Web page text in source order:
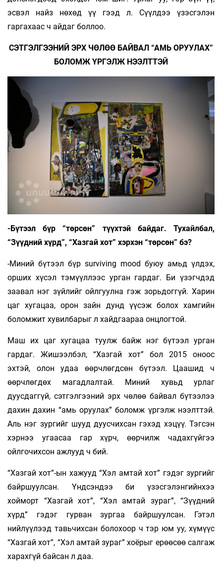
эсвэл найз нөхөд үү гээд л. Сүүлдээ үзэсгэлэн
гаргахаас ч айдаг боллоо.
СЭТГЭЛГЭЭНИЙ ЭРХ ЧӨЛӨӨ БАЙВАЛ “АМЬ ОРУУЛАХ”
БОЛОМЖ ҮРГЭЛЖ НЭЭЛТТЭЙ
-Бүтээл бүр “төрсөн” түүхтэй байдаг. Тухайлбал,
“Зүүдний хүрд”, “Хазгай хот” хэрхэн “төрсөн” бэ?
-Миний бүтээл бүр surviving mood буюу амьд үлдэх,
орших хүсэл тэмүүллээс урган гардаг. Би үзэгчдэд
заавал нэг зүйлийг ойлгуулна гэж зорьдоггүй. Харин
цаг хугацаа, орон зайн дунд үүсэж болох хамгийн
боломжит хувилбарыг л хайдгаараа онцлогтой.
Маш их цаг хугацаа туулж байж нэг бүтээл урган
гардаг. Жишээлбэл, “Хазгай хот” бол 2015 оноос
эхтэй, олон удаа өөрчлөгдсөн бүтээл. Цаашид ч
өөрчлөгдөх магадлалтай. Миний хувьд урлаг
дуусдаггүй, сэтгэлгээний эрх чөлөө байвал бүтээлээ
дахин дахин “амь оруулах” боломж үргэлж нээлттэй.
Аль нэг зургийг шууд дуусчихсан гэхэд хэцүү. Тэгсэн
хэрнээ угаасаа гар хүрч, өөрчилж чадахгүйгээ
ойлгочихсон ажлууд ч бий.
“Хазгай хот”-ын хажууд “Хэл амтай хот” гэдэг зургийг
байршуулсан. Үндсэндээ би үзэсгэлэнгийнхээ
хойморт “Хазгай хот”, “Хэл амтай зураг”, “Зүүдний
хүрд” гэдэг гурван зургаа байршуулсан. Гэтэл
нийлүүлээд тавьчихсан болохоор ч тэр юм уу, хүмүүс
“Хазгай хот”, “Хэл амтай зураг” хоёрыг ерөөсөө салгаж
харахгүй байсан л даа.